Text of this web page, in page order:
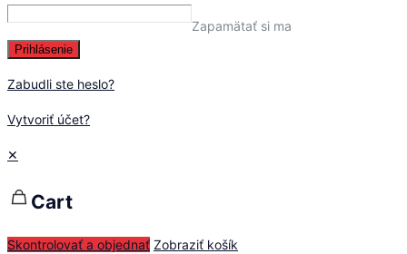
Zapamätať si ma
Prihlásenie
Zabudli ste heslo?
Vytvoriť účet?
✕
Cart
Skontrolovať a objednať Zobraziť košík